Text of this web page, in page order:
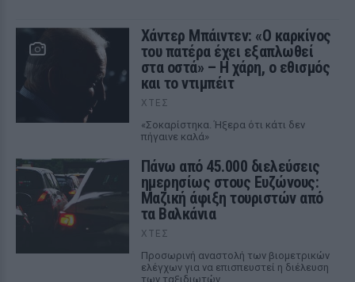
Χάντερ Μπάιντεν: «Ο καρκίνος
του πατέρα έχει εξαπλωθεί
στα οστά» – Η χάρη, ο εθισμός
και το ντιμπέιτ
ΧΤΕΣ
«Σοκαρίστηκα. Ήξερα ότι κάτι δεν
πήγαινε καλά»
Πάνω από 45.000 διελεύσεις
ημερησίως στους Ευζώνους:
Μαζική άφιξη τουριστών από
τα Βαλκάνια
ΧΤΕΣ
Προσωρινή αναστολή των βιομετρικών
ελέγχων για να επισπευστεί η διέλευση
των ταξιδιωτών